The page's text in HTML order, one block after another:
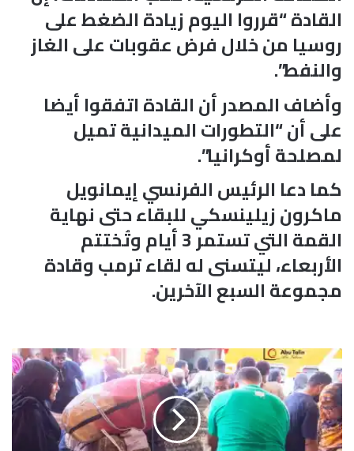
القادة “قرروا اليوم زيادة الضغط على
روسيا من خلال فرض عقوبات على الغاز
والنفط”.
وأضاف المصدر أن القادة اتفقوا أيضا
على أن “التطورات الميدانية تميل
لمصلحة أوكرانيا”.
كما دعا الرئيس الفرنسي إيمانويل
ماكرون زيلينسكي للبقاء حتى نهاية
القمة التي تستمر 3 أيام وتُختتم
الأربعاء، ليتسنى له لقاء ترمب وقادة
مجموعة السبع الآخرين.
ت
و
ف
ر
ا
ل